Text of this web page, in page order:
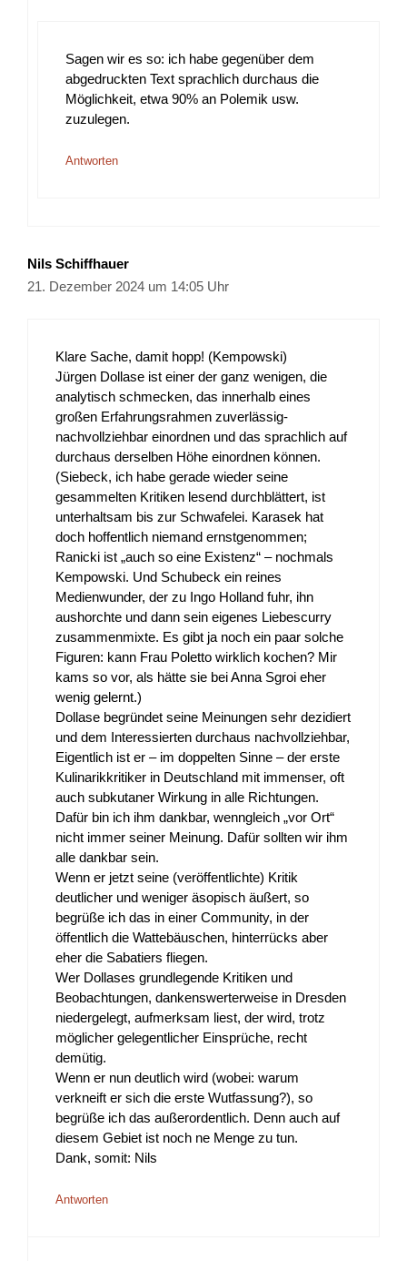
Sagen wir es so: ich habe gegenüber dem
abgedruckten Text sprachlich durchaus die
Möglichkeit, etwa 90% an Polemik usw.
zuzulegen.
Antworten
Nils Schiffhauer
21. Dezember 2024 um 14:05 Uhr
Klare Sache, damit hopp! (Kempowski)
Jürgen Dollase ist einer der ganz wenigen, die
analytisch schmecken, das innerhalb eines
großen Erfahrungsrahmen zuverlässig-
nachvollziehbar einordnen und das sprachlich auf
durchaus derselben Höhe einordnen können.
(Siebeck, ich habe gerade wieder seine
gesammelten Kritiken lesend durchblättert, ist
unterhaltsam bis zur Schwafelei. Karasek hat
doch hoffentlich niemand ernstgenommen;
Ranicki ist „auch so eine Existenz“ – nochmals
Kempowski. Und Schubeck ein reines
Medienwunder, der zu Ingo Holland fuhr, ihn
aushorchte und dann sein eigenes Liebescurry
zusammenmixte. Es gibt ja noch ein paar solche
Figuren: kann Frau Poletto wirklich kochen? Mir
kams so vor, als hätte sie bei Anna Sgroi eher
wenig gelernt.)
Dollase begründet seine Meinungen sehr dezidiert
und dem Interessierten durchaus nachvollziehbar,
Eigentlich ist er – im doppelten Sinne – der erste
Kulinarikkritiker in Deutschland mit immenser, oft
auch subkutaner Wirkung in alle Richtungen.
Dafür bin ich ihm dankbar, wenngleich „vor Ort“
nicht immer seiner Meinung. Dafür sollten wir ihm
alle dankbar sein.
Wenn er jetzt seine (veröffentlichte) Kritik
deutlicher und weniger äsopisch äußert, so
begrüße ich das in einer Community, in der
öffentlich die Wattebäuschen, hinterrücks aber
eher die Sabatiers fliegen.
Wer Dollases grundlegende Kritiken und
Beobachtungen, dankenswerterweise in Dresden
niedergelegt, aufmerksam liest, der wird, trotz
möglicher gelegentlicher Einsprüche, recht
demütig.
Wenn er nun deutlich wird (wobei: warum
verkneift er sich die erste Wutfassung?), so
begrüße ich das außerordentlich. Denn auch auf
diesem Gebiet ist noch ne Menge zu tun.
Dank, somit: Nils
Antworten